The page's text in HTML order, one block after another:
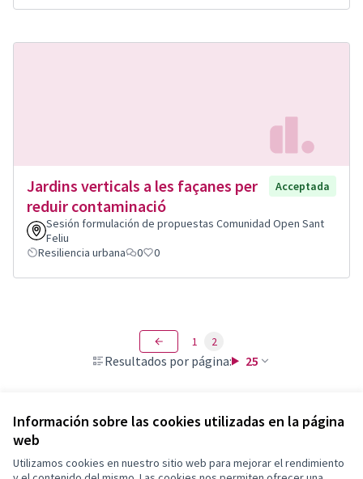
Información sobre las cookies utilizadas en la página
web
Utilizamos cookies en nuestro sitio web para mejorar el rendimiento
Jardins verticals a les façanes per
reduir contaminació
Acceptada
Sesión formulación de propuestas Comunidad Open Sant
Feliu
Resiliencia urbana
0 0
Resultados por página: 25
1 2
Términos y condiciones de uso
Configuración de cookies
Decidim Sant Feliu en X
Decidim Sant Feliu en Facebook
Decidim Sant Feliu en Instagram
Decidim Sant Feliu en YouTube